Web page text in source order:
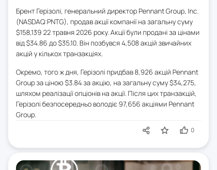
Брент Герізолі, генеральний директор Pennant Group, Inc.
(NASDAQ:PNTG), продав акції компанії на загальну суму
$158,139 22 травня 2026 року. Акції були продані за цінами
від $34.86 до $35.10. Він позбувся 4,508 акцій звичайних
акцій у кількох транзакціях.
Окремо, того ж дня, Герізолі придбав 8,926 акцій Pennant
Group за ціною $3.84 за акцію, на загальну суму $34,275,
шляхом реалізації опціонів на акції. Після цих транзакцій,
Герізолі безпосередньо володіє 97,656 акціями Pennant
Group.
0